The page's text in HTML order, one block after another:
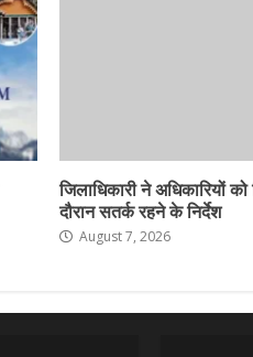
जिलाधिकारी ने अधिकारियों
दौरान सतर्क रहने के निर्देश
August 7, 2026